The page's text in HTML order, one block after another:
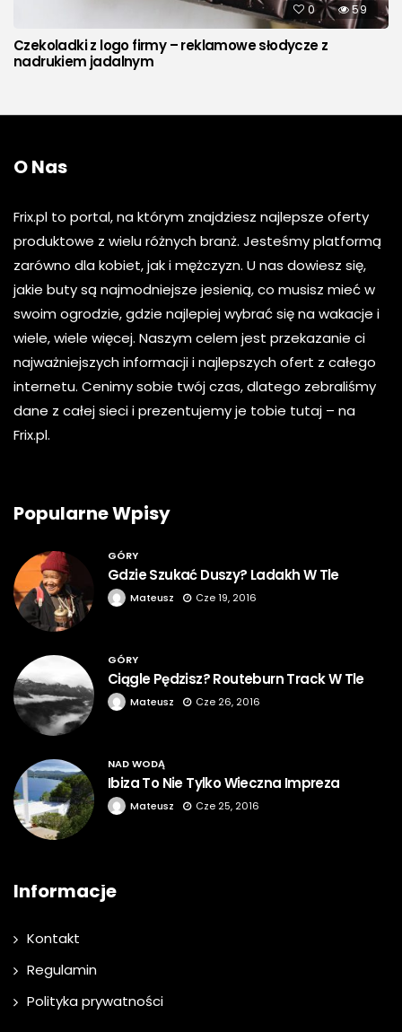
0 59
Czekoladki z logo firmy – reklamowe słodycze z
nadrukiem jadalnym
O Nas
Frix.pl to portal, na którym znajdziesz najlepsze oferty
produktowe z wielu różnych branż. Jesteśmy platformą
zarówno dla kobiet, jak i mężczyzn. U nas dowiesz się,
jakie buty są najmodniejsze jesienią, co musisz mieć w
swoim ogrodzie, gdzie najlepiej wybrać się na wakacje i
wiele, wiele więcej. Naszym celem jest przekazanie ci
najważniejszych informacji i najlepszych ofert z całego
internetu. Cenimy sobie twój czas, dlatego zebraliśmy
dane z całej sieci i prezentujemy je tobie tutaj – na
Frix.pl.
Popularne Wpisy
GÓRY
Gdzie Szukać Duszy? Ladakh W Tle
Mateusz Cze 19, 2016
GÓRY
Ciągle Pędzisz? Routeburn Track W Tle
Mateusz Cze 26, 2016
NAD WODĄ
Ibiza To Nie Tylko Wieczna Impreza
Mateusz Cze 25, 2016
Informacje
Kontakt
Regulamin
Polityka prywatności